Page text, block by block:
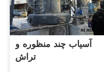
آسیاب چند منظوره و
تراش